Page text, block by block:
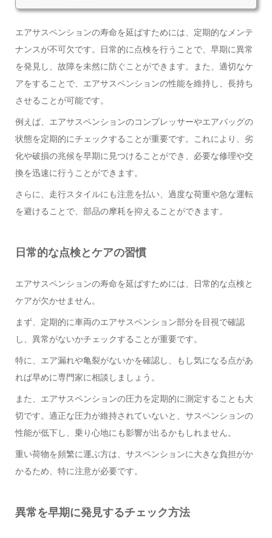
エアサスペンションの寿命を延ばすためには、定期的なメンテ
ナンスが不可欠です。日常的に点検を行うことで、早期に異常
を発見し、故障を未然に防ぐことができます。また、適切なケ
アをすることで、エアサスペンションの性能を維持し、長持ち
させることが可能です。
例えば、エアサスペンションのコンプレッサーやエアバッグの
状態を定期的にチェックすることが重要です。これにより、劣
化や破損の兆候を早期に見つけることができ、必要な修理や交
換を迅速に行うことができます。
さらに、走行スタイルにも注意を払い、過度な荷重や急な運転
を避けることで、部品の摩耗を抑えることができます。
日常的な点検とケアの習慣
エアサスペンションの寿命を延ばすためには、日常的な点検と
ケアが欠かせません。
まず、定期的に車両のエアサスペンション部分を目視で確認
し、異常がないかチェックすることが重要です。
特に、エア漏れや亀裂がないかを確認し、もし気になる点があ
れば早めに専門家に相談しましょう。
また、エアサスペンションの圧力を定期的に測定することも大
切です。適正な圧力が維持されていないと、サスペンションの
性能が低下し、乗り心地にも影響が出るかもしれません。
重い荷物を頻繁に運ぶ方は、サスペンションに大きな負担がか
かるため、特に注意が必要です。
異常を早期に発見するチェック方法